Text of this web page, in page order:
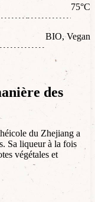
75°C
BIO, Vegan
des
du Zhejiang a
Sa liqueur à la fois
végétales et